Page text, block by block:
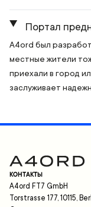
Портал
A4ord был
местные жители
приехали в город
заслуживает
КОНТАКТЫ
A4ord FT7 GmbH
Torstrasse 177, 10115,